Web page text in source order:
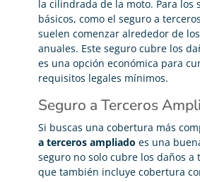
la cilindrada de la moto. Para los
básicos, como el seguro a
suelen comenzar alrededor de
anuales. Este seguro cubre los
es una opción económica para
requisitos legales mínimos.
Seguro a Terceros
Si buscas una cobertura más
a terceros ampliado es una
seguro no solo cubre los daños a
que también incluye cobertura